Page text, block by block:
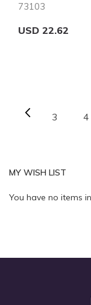
73103
USD 22.62
Page
Previous
3 4
MY WISH LIST
You have no items